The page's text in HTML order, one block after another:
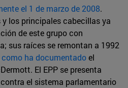
el 1 de marzo de 2008.
los principales cabecillas ya
de este grupo con
sus raíces se remontan a 1992
como ha documentadoel
El EPP se presenta
el sistema parlamentario